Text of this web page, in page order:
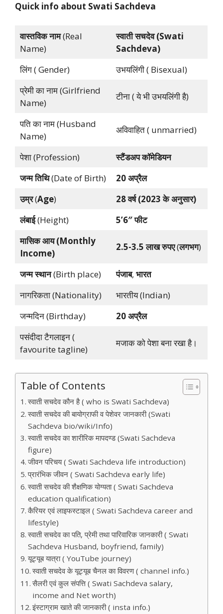
Quick info about Swati Sachdeva
वास्तविक नाम(Real
Name)
स्वाती सचदेव (Swati
Sachdeva)
लिंग ( Gender)
उभयलिंगी ( Bisexual)
प्रेमी का नाम (Girlfriend
Name)
टीना ( ये भी उभयलिंगी है)
पति का नाम (Husband
Name)
अविवाहित ( unmarried)
पेशा (Profession)
स्टैंडअप कॉमेडियन
जन्म तिथि(Date of Birth)
20 अप्रैल
उम्र(Age)
28 वर्ष (2023 के अनुसार)
लंबाई(Height)
5’6″ फीट
मासिक आय (Monthly
Income)
2.5-3.5 लाख रुपए(लगभग)
जन्म स्थान(Birth place) पंजाब, भारत
नागरिकता (Nationality)
भारतीय (Indian)
जन्मदिन (Birthday)
20 अप्रैल
पसंदीदा टैगलाइन (
favourite tagline)
मजाक को पेशा बना रखा है।
Table of Contents
स्वाती सचदेव कौन है ( who is Swati Sachdeva)
स्वाती सचदेव की बायोग्राफी व पेशेवर जानकारी (Swati
Sachdeva bio/wiki/Info)
स्वाती सचदेव का शारीरिक मापदण्ड (Swati Sachdeva
figure)
जीवन परिचय ( Swati Sachdeva life introduction)
प्रारंभिक जीवन ( Swati Sachdeva early life)
स्वाती सचदेव की शैक्षणिक योग्यता ( Swati Sachdeva
education qualification)
कैरियर एवं लाइफस्टाइल ( Swati Sachdeva career and
lifestyle)
स्वाती सचदेव का पति, प्रेमी तथा पारिवारिक जानकारी ( Swati
Sachdeva Husband, boyfriend, family)
यूट्यूब यात्रा ( YouTube journey)
स्वाती सचदेव के यूट्यूब चैनल का विवरण ( channel info.)
सैलरी एवं कुल संपत्ति ( Swati Sachdeva salary,
income and Net worth)
इंस्टाग्राम खाते की जानकारी ( insta info.)